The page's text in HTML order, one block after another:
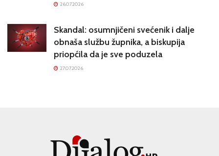
26.07.2026
Skandal: osumnjičeni svećenik i dalje
obnaša službu župnika, a biskupija
priopćila da je sve poduzela
27.07.2026